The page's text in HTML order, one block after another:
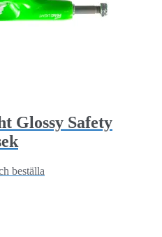
Glossy Safety
beställa